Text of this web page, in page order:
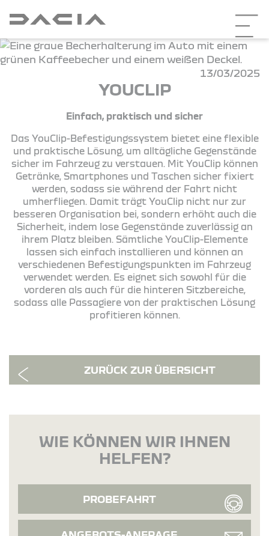
13/03/2025
YOUCLIP
Einfach, praktisch und sicher
Das YouClip-Befestigungssystem bietet eine flexible
und praktische Lösung, um alltägliche Gegenstände
sicher im Fahrzeug zu verstauen. Mit YouClip können
Getränke, Smartphones und Taschen sicher fixiert
werden, sodass sie während der Fahrt nicht
umherfliegen. Damit trägt YouClip nicht nur zur
besseren Organisation bei, sondern erhöht auch die
Sicherheit, indem lose Gegenstände zuverlässig an
ihrem Platz bleiben. Sämtliche YouClip-Elemente
lassen sich einfach installieren und können an
verschiedenen Befestigungspunkten im Fahrzeug
verwendet werden. Es eignet sich sowohl für die
vorderen als auch für die hinteren Sitzbereiche,
sodass alle Passagiere von der praktischen Lösung
profitieren können.
ZURÜCK ZUR ÜBERSICHT
WIE KÖNNEN WIR IHNEN
HELFEN?
PROBEFAHRT